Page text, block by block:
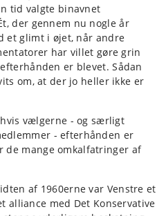
tid valgte binavnet
der gennem nu nogle år
et glimt i øjet, når andre
har villet gøre grin
er blevet. Sådan
om, at der jo heller ikke er
vælgerne - og særligt
- efterhånden er
de mange omkalfatringer af
af 1960erne var Venstre et
med Det Konservative